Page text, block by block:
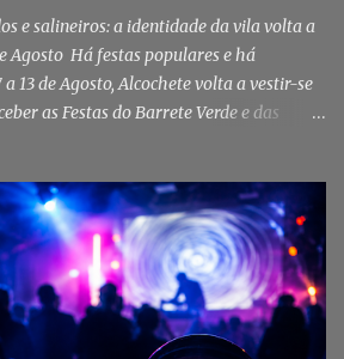
na qual a Câmara Municipal
e salineiros: a identidade da vila volta a
Agosto Há festas populares e há
13 de Agosto, Alcochete volta a vestir-se
as Festas do Barrete Verde e das
e Luís Sequeira lideram o cartaz
o salineiro, o forcado e a ligação ao
alma a uma celebração que atravessa
dos destinos mais emblemáticos do
do Barrete Verde continua a fazer
momento em que Alcochete deixa de